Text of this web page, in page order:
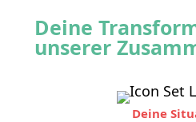
Deine
unserer
Deine